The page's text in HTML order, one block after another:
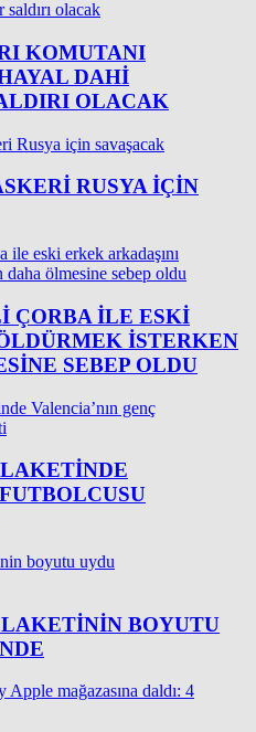
KOMUTANI
DAHI
OLACAK
RUSYA IÇIN
ÇORBA ILE ESKI
ISTERKEN
SEBEP OLDU
BOYUTU